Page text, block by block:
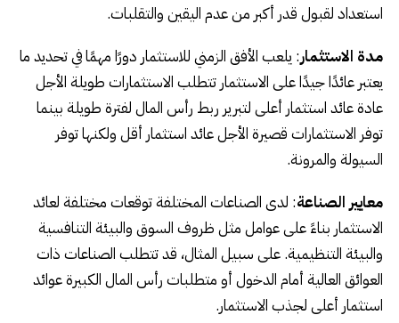
استعداد لقبول قدر أكبر من عدم اليقين والتقلبات.
مدة الاستثمار: يلعب الأفق الزمني للاستثمار دورًا مهمًا في تحديد ما
يعتبر عائدًا جيدًا على الاستثمار تتطلب الاستثمارات طويلة الأجل
عادة عائد استثمار أعلى لتبرير ربط رأس المال لفترة طويلة بينما
توفر الاستثمارات قصيرة الأجل عائد استثمار أقل ولكنها توفر
السيولة والمرونة.
معايير الصناعة: لدى الصناعات المختلفة توقعات مختلفة لعائد
الاستثمار بناءً على عوامل مثل ظروف السوق والبيئة التنافسية
والبيئة التنظيمية. على سبيل المثال، قد تتطلب الصناعات ذات
العوائق العالية أمام الدخول أو متطلبات رأس المال الكبيرة عوائد
استثمار أعلى لجذب الاستثمار.